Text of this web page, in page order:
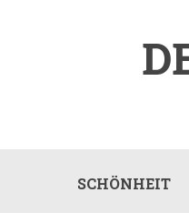
SCHÖNHEIT